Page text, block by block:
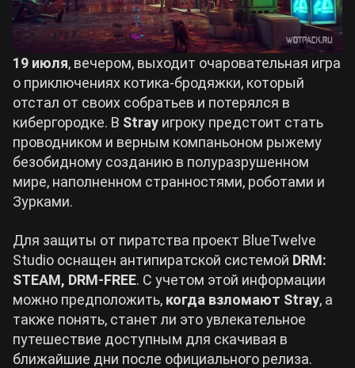
Zenless Zone Zero
Kingdom Come: Deliverance 2
Path of Exile 2
Wuthering Waves
Roblox
Hogwarts Legacy
Cyberpunk 2077
Все игры
Билды Cyberpunk 2077
Билды Path of Exile 2
19 июля, вечером, выходит очаровательная игра
о приключениях котика-бродяжки, который
отстал от своих собратьев и потерялся в
кибергородке. В Stray игроку предстоит стать
проводником и верным компаньоном рыжему
безобидному созданию в полуразрушенном
мире, наполненном странностями, роботами и
Зурками.
Для защиты от пиратства проект BlueTwelve
Studio оснащен антипиратской системой DRM:
STEAM, DRM-FREE. С учетом этой информации
можно предположить, когда взломают Stray, а
также понять, станет ли это увлекательное
путешествие доступным для скачивая в
ближайшие дни после официального релиза.